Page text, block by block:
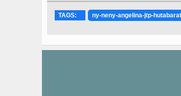
TAGS: ny-neny-angelina-jtp-